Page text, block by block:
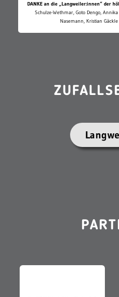
DANKE an die „Langweiler:innen“ der
Schulze-Wethmar, Goto Dengo,
Nasemann, Kristian